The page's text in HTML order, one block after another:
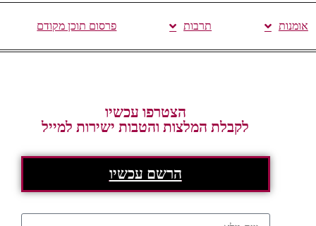
אומנות תרבות פרסום תוכן מקודם
הצטרפו עכשיו
לקבלת המלצות והטבות ישירות למייל
הרשם עכשיו